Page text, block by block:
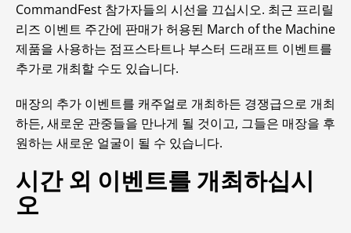
CommandFest 참가자들의 시선을 끄십시오. 최근 프리릴
리즈 이벤트 주간에 판매가 허용된 March of the Machine
제품을 사용하는 점프스타트나 부스터 드래프트 이벤트를
추가로 개최할 수도 있습니다.
매장의 추가 이벤트를 캐주얼로 개최하든 경쟁급으로 개최
하든, 새로운 관중들을 만나게 될 것이고, 그들은 매장을 후
원하는 새로운 얼굴이 될 수 있습니다.
시간 외 이벤트를 개최하십시
오